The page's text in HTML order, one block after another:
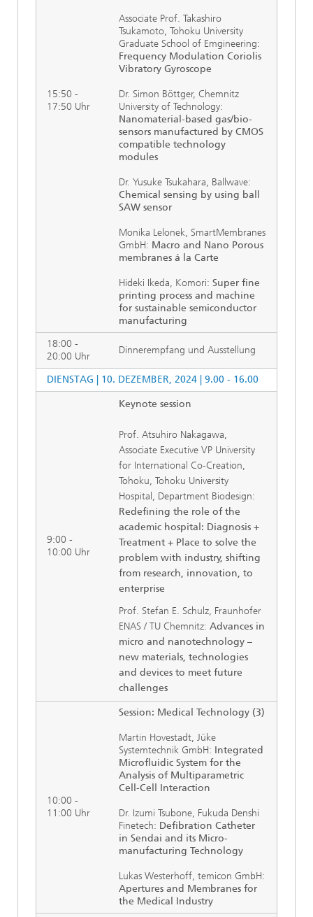
15:50 -
17:50 Uhr
Associate Prof. Takashiro
Tsukamoto, Tohoku University
Graduate School of Emgineering:
Frequency Modulation Coriolis
Vibratory Gyroscope
Dr. Simon Böttger, Chemnitz
University of Technology:
Nanomaterial-based gas/bio-
sensors manufactured by CMOS
compatible technology
modules
Dr. Yusuke Tsukahara, Ballwave:
Chemical sensing by using ball
SAW sensor
Monika Lelonek, SmartMembranes
GmbH: Macro and Nano Porous
membranes á la Carte
Hideki Ikeda, Komori: Super fine
printing process and machine
for sustainable semiconductor
manufacturing
18:00 -
20:00 Uhr
Dinnerempfang und Ausstellung
DIENSTAG | 10. DEZEMBER, 2024 | 9.00 - 16.00
9:00 -
10:00 Uhr
Keynote session
Prof. Atsuhiro Nakagawa,
Associate Executive VP University
for International Co-Creation,
Tohoku, Tohoku University
Hospital, Department Biodesign:
Redefining the role of the
academic hospital: Diagnosis +
Treatment + Place to solve the
problem with industry, shifting
from research, innovation, to
enterprise
Prof. Stefan E. Schulz, Fraunhofer
ENAS / TU Chemnitz: Advances in
micro and nanotechnology –
new materials, technologies
and devices to meet future
challenges
10:00 -
11:00 Uhr
Session: Medical Technology (3)
Martin Hovestadt, Jüke
Systemtechnik GmbH: Integrated
Microfluidic System for the
Analysis of Multiparametric
Cell-Cell Interaction
Dr. Izumi Tsubone, Fukuda Denshi
Finetech: Defibration Catheter
in Sendai and its Micro-
manufacturing Technology
Lukas Westerhoff, temicon GmbH:
Apertures and Membranes for
the Medical Industry